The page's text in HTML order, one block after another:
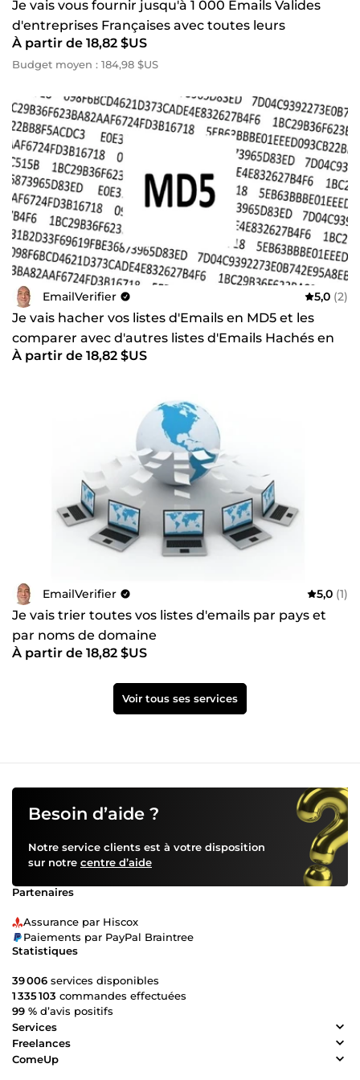
l’opération via Google Analytics, si ce dernier a été
correctement paramétré. ✅ Pas de Proxies utilisés,
d'Adblock, ou d'Iframes. ✅ Garanti 100% SEO compatible.
Je vais vous fournir jusqu'à 1 000 Emails Valides
d'entreprises Françaises avec toutes leurs
coordonnées
À partir de 18,82 $US
Budget moyen : 184,98 $US
EmailVerifier 5,0 (2)
Je vais hacher vos listes d'Emails en MD5 et les
comparer avec d'autres listes d'Emails Hachés en
MD5
À partir de 18,82 $US
EmailVerifier 5,0 (1)
Je vais trier toutes vos listes d'emails par pays et
par noms de domaine
À partir de 18,82 $US
Voir tous ses services
Besoin d’aide ?
Notre service clients est à votre disposition
sur notre centre d’aide
Partenaires
Assurance par Hiscox
Paiements par PayPal Braintree
Statistiques
39 006 services disponibles
1 335 103 commandes effectuées
99 % d’avis positifs
Services
Freelances
ComeUp